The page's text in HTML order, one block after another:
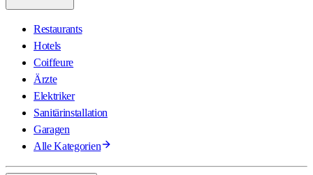
Restaurants
Hotels
Coiffeure
Ärzte
Elektriker
Sanitärinstallation
Garagen
Alle Kategorien